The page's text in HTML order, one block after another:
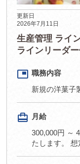
更新日
2026年7月11日
生産管理 ライ
ラインリーダ
picture_in_picture 職務内容
新規の洋菓子
card_travel
月給
300,000円 ～
たします。